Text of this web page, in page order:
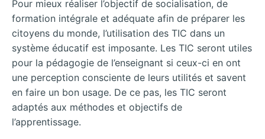
Pour mieux réaliser l’objectif de socialisation, de
formation intégrale et adéquate afin de préparer les
citoyens du monde, l’utilisation des TIC dans un
système éducatif est imposante. Les TIC seront utiles
pour la pédagogie de l’enseignant si ceux-ci en ont
une perception consciente de leurs utilités et savent
en faire un bon usage. De ce pas, les TIC seront
adaptés aux méthodes et objectifs de
l’apprentissage.